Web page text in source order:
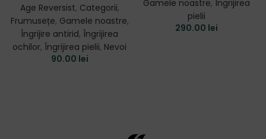
Age Reversist, Categorii,
Frumusețe, Gamele noastre,
Îngrijire antirid, Îngrijirea
ochilor, Îngrijirea pielii, Nevoi
90.00 lei
Gamele noastre, Îngrijirea
pielii
290.00 lei